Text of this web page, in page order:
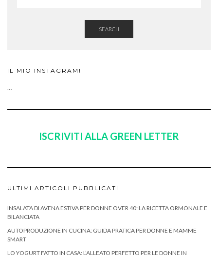
SEARCH
IL MIO INSTAGRAM!
…
ISCRIVITI ALLA GREEN LETTER
ULTIMI ARTICOLI PUBBLICATI
INSALATA DI AVENA ESTIVA PER DONNE OVER 40: LA RICETTA ORMONALE E
BILANCIATA
AUTOPRODUZIONE IN CUCINA: GUIDA PRATICA PER DONNE E MAMME
SMART
LO YOGURT FATTO IN CASA: L’ALLEATO PERFETTO PER LE DONNE IN